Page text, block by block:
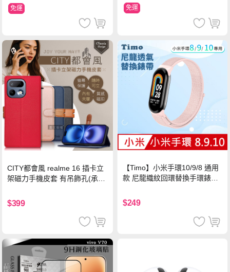
免運 免運
CITY都會風 realme 16 插卡立
架磁力手機皮套 有吊飾孔(承諾
$399
【Timo】小米手環10/9/8 通用
款 尼龍織紋回環替換手環錶帶-
$249